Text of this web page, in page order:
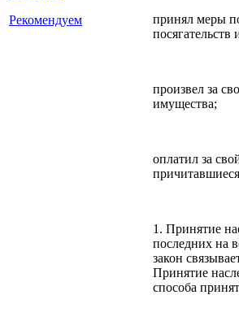
Рекомендуем
принял меры
произвел за
имущества;
оплатил за
1. Принятие
последних на
закон
Принятие
способа